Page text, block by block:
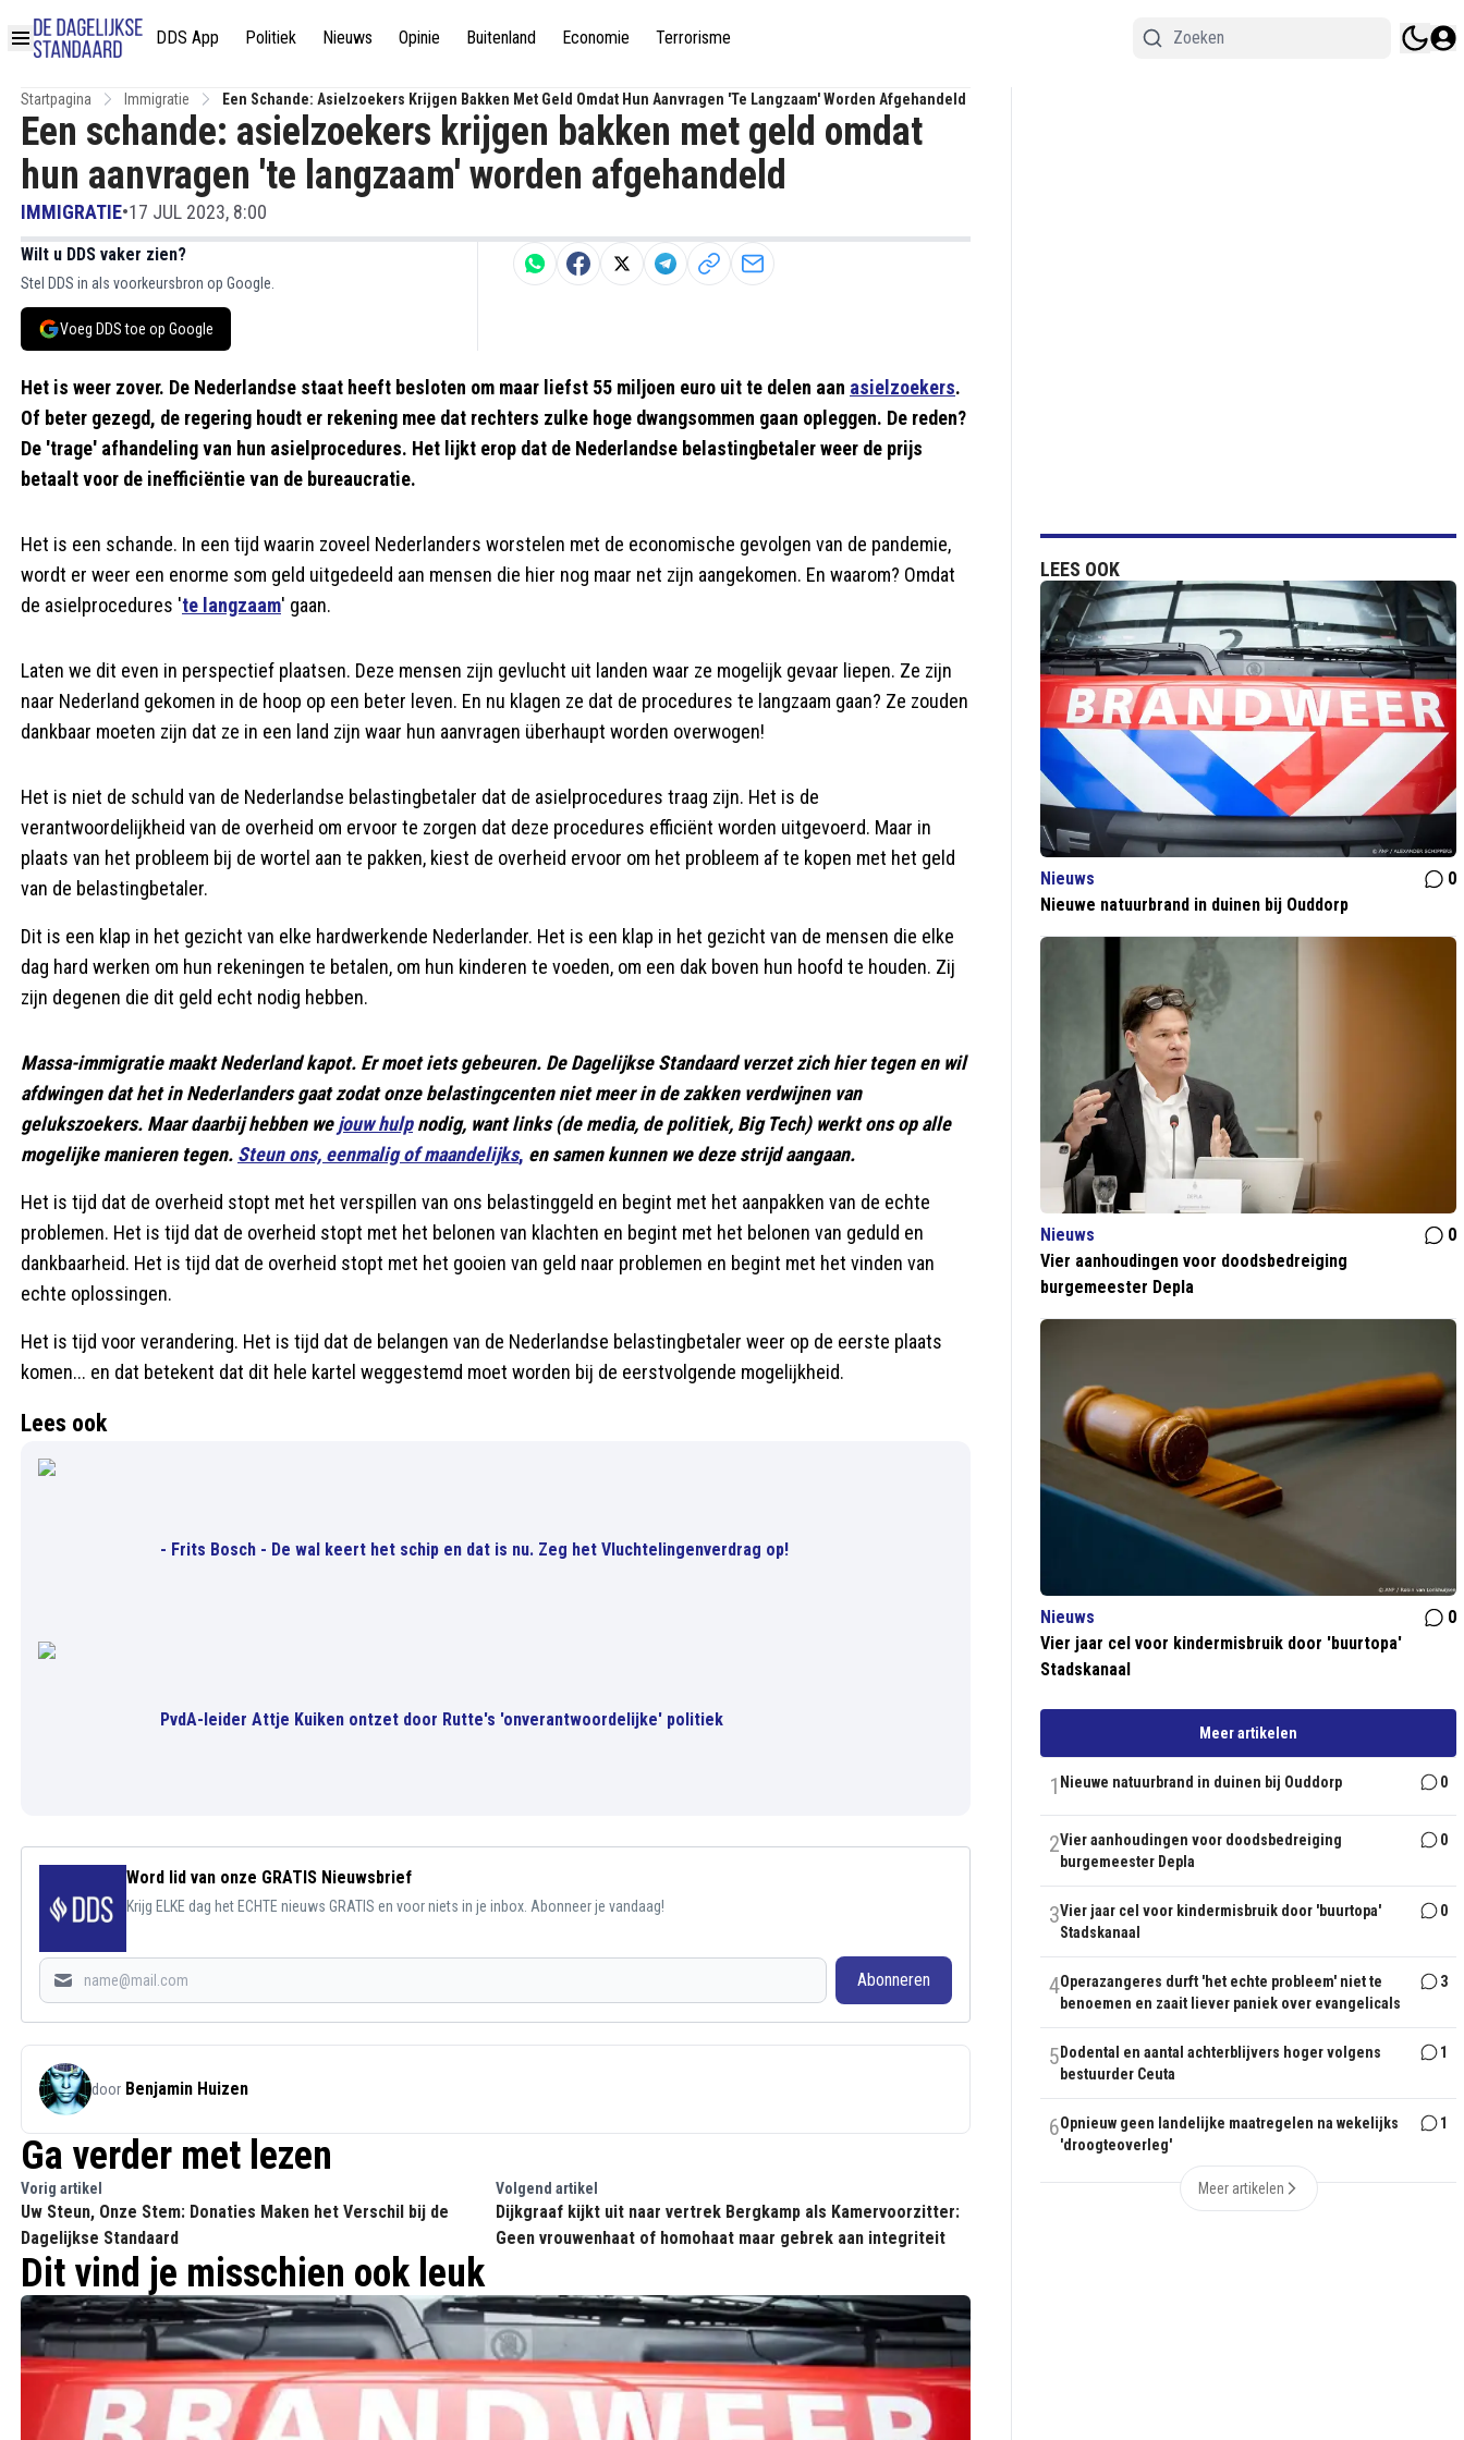
DDS App Politiek Nieuws Opinie Buitenland Economie Terrorisme
Startpagina Immigratie Een Schande: Asielzoekers Krijgen Bakken Met Geld Omdat Hun Aanvragen 'te Langzaam' Worden Afgehandeld
Een schande: asielzoekers krijgen bakken met geld omdat
hun aanvragen 'te langzaam' worden afgehandeld
IMMIGRATIE•17 JUL 2023, 8:00
Wilt u DDS vaker zien?
Stel DDS in als voorkeursbron op Google.
Voeg DDS toe op Google
Het is weer zover. De Nederlandse staat heeft besloten om maar liefst 55 miljoen euro uit te delen aan asielzoekers.
Of beter gezegd, de regering houdt er rekening mee dat rechters zulke hoge dwangsommen gaan opleggen. De reden?
De 'trage' afhandeling van hun asielprocedures. Het lijkt erop dat de Nederlandse belastingbetaler weer de prijs
betaalt voor de inefficiëntie van de bureaucratie.
Het is een schande. In een tijd waarin zoveel Nederlanders worstelen met de economische gevolgen van de pandemie,
wordt er weer een enorme som geld uitgedeeld aan mensen die hier nog maar net zijn aangekomen. En waarom? Omdat
de asielprocedures 'te langzaam' gaan.
Laten we dit even in perspectief plaatsen. Deze mensen zijn gevlucht uit landen waar ze mogelijk gevaar liepen. Ze zijn
naar Nederland gekomen in de hoop op een beter leven. En nu klagen ze dat de procedures te langzaam gaan? Ze zouden
dankbaar moeten zijn dat ze in een land zijn waar hun aanvragen überhaupt worden overwogen!
Het is niet de schuld van de Nederlandse belastingbetaler dat de asielprocedures traag zijn. Het is de
verantwoordelijkheid van de overheid om ervoor te zorgen dat deze procedures efficiënt worden uitgevoerd. Maar in
plaats van het probleem bij de wortel aan te pakken, kiest de overheid ervoor om het probleem af te kopen met het geld
van de belastingbetaler.
Dit is een klap in het gezicht van elke hardwerkende Nederlander. Het is een klap in het gezicht van de mensen die elke
dag hard werken om hun rekeningen te betalen, om hun kinderen te voeden, om een dak boven hun hoofd te houden. Zij
zijn degenen die dit geld echt nodig hebben.
Massa-immigratie maakt Nederland kapot. Er moet iets gebeuren. De Dagelijkse Standaard verzet zich hier tegen en wil
afdwingen dat het in Nederlanders gaat zodat onze belastingcenten niet meer in de zakken verdwijnen van
gelukszoekers. Maar daarbij hebben wejouw hulpnodig, want links (de media, de politiek, Big Tech) werkt ons op alle
mogelijke manieren tegen. Steun ons, eenmalig of maandelijks, en samen kunnen we deze strijd aangaan.
Het is tijd dat de overheid stopt met het verspillen van ons belastinggeld en begint met het aanpakken van de echte
problemen. Het is tijd dat de overheid stopt met het belonen van klachten en begint met het belonen van geduld en
dankbaarheid. Het is tijd dat de overheid stopt met het gooien van geld naar problemen en begint met het vinden van
echte oplossingen.
Het is tijd voor verandering. Het is tijd dat de belangen van de Nederlandse belastingbetaler weer op de eerste plaats
komen... en dat betekent dat dit hele kartel weggestemd moet worden bij de eerstvolgende mogelijkheid.
Lees ook
- Frits Bosch - De wal keert het schip en dat is nu. Zeg het Vluchtelingenverdrag op!
PvdA-leider Attje Kuiken ontzet door Rutte's 'onverantwoordelijke' politiek
Word lid van onze GRATIS Nieuwsbrief
Krijg ELKE dag het ECHTE nieuws GRATIS en voor niets in je inbox. Abonneer je vandaag!
Abonneren
door Benjamin Huizen
Ga verder met lezen
Vorig artikel
Uw Steun, Onze Stem: Donaties Maken het Verschil bij de
Dagelijkse Standaard
Volgend artikel
Dijkgraaf kijkt uit naar vertrek Bergkamp als Kamervoorzitter:
Geen vrouwenhaat of homohaat maar gebrek aan integriteit
Dit vind je misschien ook leuk
LEES OOK
Nieuws
0
Nieuwe natuurbrand in duinen bij Ouddorp
Nieuws
0
Vier aanhoudingen voor doodsbedreiging
burgemeester Depla
Nieuws
0
Vier jaar cel voor kindermisbruik door 'buurtopa'
Stadskanaal
Meer artikelen
1 Nieuwe natuurbrand in duinen bij Ouddorp 0
2Vier aanhoudingen voor doodsbedreiging
burgemeester Depla
0
3Vier jaar cel voor kindermisbruik door 'buurtopa'
Stadskanaal
0
4Operazangeres durft 'het echte probleem' niet te
benoemen en zaait liever paniek over evangelicals
3
5 Dodental en aantal achterblijvers hoger volgens
bestuurder Ceuta
1
6Opnieuw geen landelijke maatregelen na wekelijks
'droogteoverleg'
1
Meer artikelen